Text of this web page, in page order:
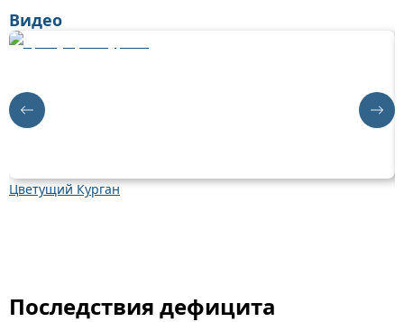
Видео
Цветущий Курган
Последствия дефицита